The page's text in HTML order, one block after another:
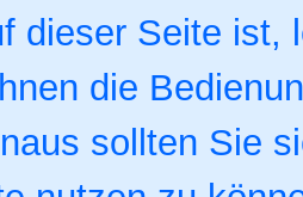
dieser Seite
die
sollten Sie